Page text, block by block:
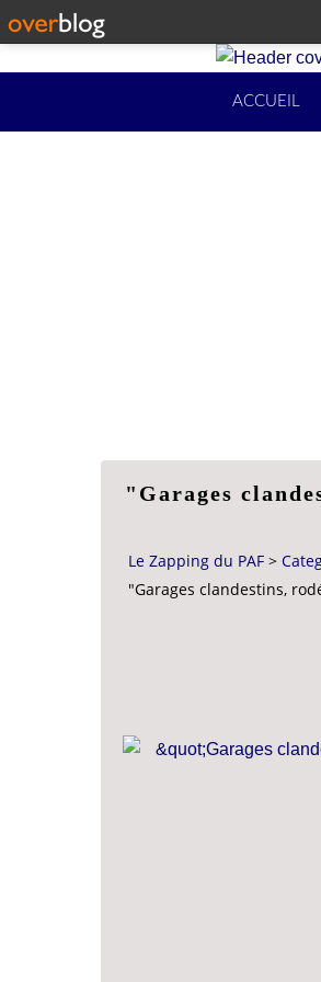
ACCUEIL
"Garages
Le Zapping du PAF >
"Garages clandestins,